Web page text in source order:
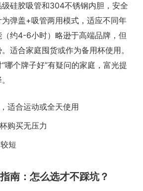
硅胶吸管和304不锈钢内胆，安全
弹盖+吸管两用模式，适应不同年
约4-6小时）略逊于高端品牌，但
适合家庭囤货或作为备用杯使用。
哪个牌子好”有疑问的家庭，富光提
适合运动或全天使用
购买无压力
短
南：怎么选才不踩坑？